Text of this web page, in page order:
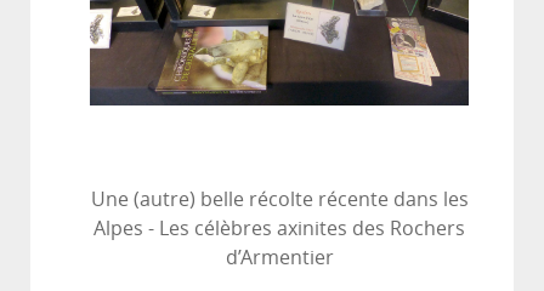
Une (autre) belle récolte récente dans les
Alpes - Les célèbres axinites des Rochers
d’Armentier